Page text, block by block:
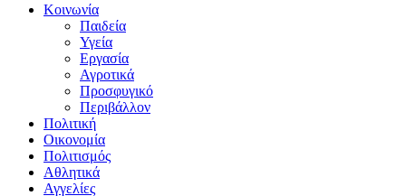
Κοινωνία
Παιδεία
Υγεία
Εργασία
Αγροτικά
Προσφυγικό
Περιβάλλον
Πολιτική
Οικονομία
Πολιτισμός
Αθλητικά
Αγγελίες